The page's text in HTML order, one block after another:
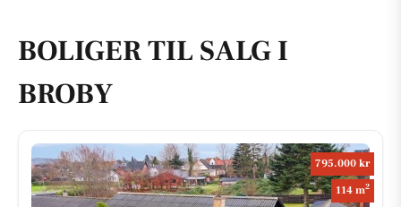
BOLIGER TIL SALG I
BROBY
795.000 kr
114 m2